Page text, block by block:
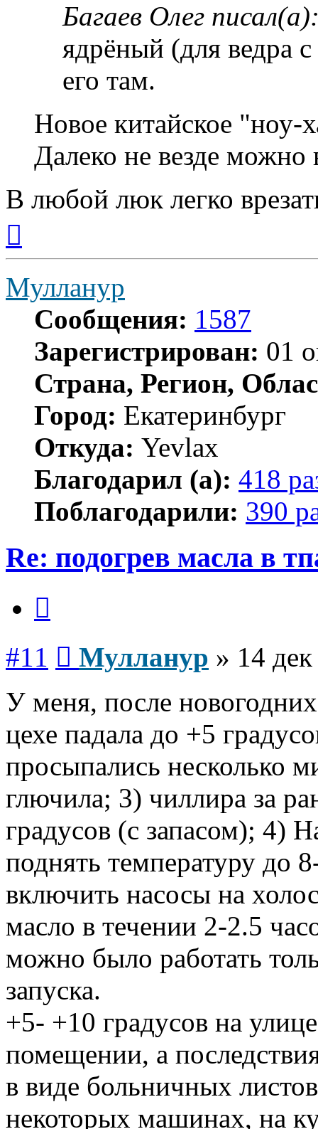
Багаев Олег
ядрёный (для ведра
его там.
Новое китайское "ноу-
Далеко не везде можно
В любой люк легко
началу
Мулланур
Сообщения: 1587
Зарегистрирован: 01
Страна, Регион,
Город: Екатеринбург
Откуда: Yevlax
Благодарил (а): 418
Поблагодарили: 390
Re: подогрев масла в
#11 Мулланур » 14
У меня, после
цехе падала до +5
просыпались несколько
глючила; 3) чиллира за
градусов (с запасом); 4)
поднять температуру до
включить насосы на
масло в течении 2-2.5
можно было работать
запуска.
+5- +10 градусов на
помещении, а
в виде больничных
некоторых машинах, на